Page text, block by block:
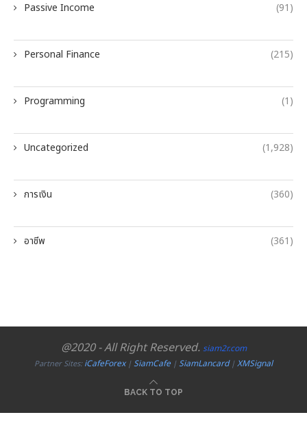
Passive Income (91)
Personal Finance (215)
Programming (1)
Uncategorized (1,928)
การเงิน (360)
อาชีพ (361)
@2020 - All Right Reserved. siam2r.com
Partner Sites:iCafeForex|SiamCafe|SiamLancard|XMSignal
BACK TO TOP